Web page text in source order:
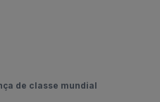
de classe mundial